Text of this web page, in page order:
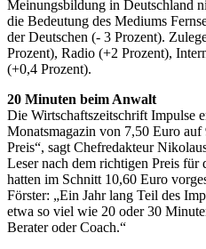
Meinungsbildung in Deutschland
die Bedeutung des Mediums
der Deutschen (- 3 Pro­zent).
Prozent), Radio (+2 Prozent),
(+0,4 Prozent).
20 Minuten beim Anwalt
Die Wirtschaftszeitschrift Impulse
Monatsmagazin von 7,50 Euro
Preis“, sagt Chefredakteur
Leser nach dem richtigen Preis für
hatten im Schnitt 10,60 Euro
Förster: „Ein Jahr lang Teil des
etwa so viel wie 20 oder 30
Berater oder Coach.“